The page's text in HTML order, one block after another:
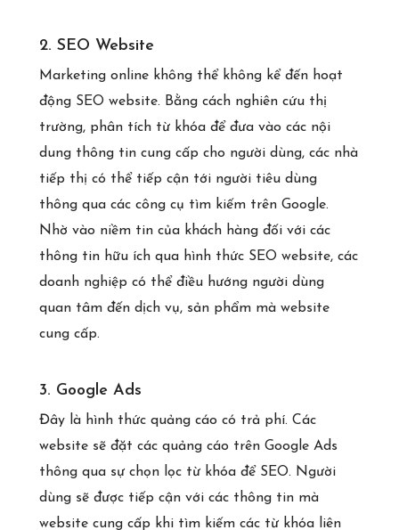
2. SEO Website
Marketing online không thể không kể đến hoạt
động SEO website. Bằng cách nghiên cứu thị
trường, phân tích từ khóa để đưa vào các nội
dung thông tin cung cấp cho người dùng, các nhà
tiếp thị có thể tiếp cận tới người tiêu dùng
thông qua các công cụ tìm kiếm trên Google.
Nhờ vào niềm tin của khách hàng đối với các
thông tin hữu ích qua hình thức SEO website, các
doanh nghiệp có thể điều hướng người dùng
quan tâm đến dịch vụ, sản phẩm mà website
cung cấp.
3. Google Ads
Đây là hình thức quảng cáo có trả phí. Các
website sẽ đặt các quảng cáo trên Google Ads
thông qua sự chọn lọc từ khóa để SEO. Người
dùng sẽ được tiếp cận với các thông tin mà
website cung cấp khi tìm kiếm các từ khóa liên